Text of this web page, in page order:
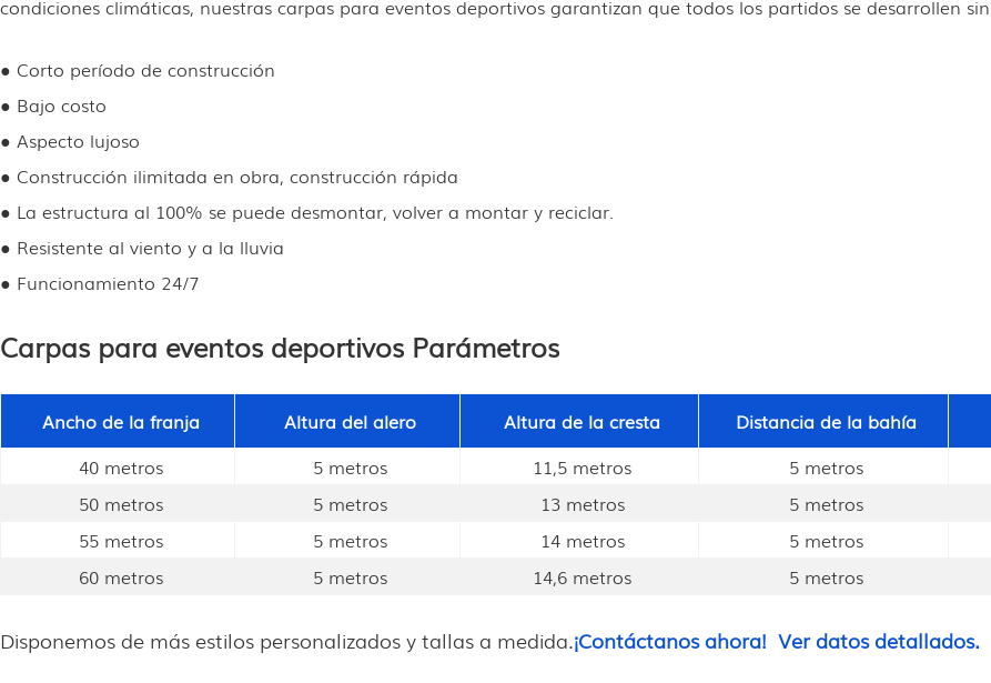
condiciones climáticas, nuestras carpas para eventos deportivos garantizan que todos los partidos se desarrollen
● Corto período de construcción
● Bajo costo
● Aspecto lujoso
● Construcción ilimitada en obra, construcción rápida
● La estructura al 100% se puede desmontar, volver a montar y reciclar.
● Resistente al viento y a la lluvia
● Funcionamiento 24/7
Carpas para eventos deportivos Parámetros
Ancho de la franja Altura del alero Altura de la cresta Distancia de la bahía
40 metros
5 metros 11,5 metros 5 metros
50 metros
5 metros 13 metros 5 metros
55 metros
5 metros 14 metros 5 metros
60 metros
5 metros 14,6 metros 5 metros
Disponemos de más estilos personalizados y tallas a medida.¡Contáctanos ahora! Ver datos detallados.